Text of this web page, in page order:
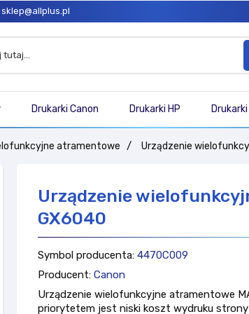
sklep@allplus.pl
Drukarki Canon Drukarki HP
atramentowe Urządzenie
Urządzenie
GX6040
Symbol producenta: 4470C009
Producent: Canon
Urządzenie wielofunkcyjne atramentowe
priorytetem jest niski koszt wydruku